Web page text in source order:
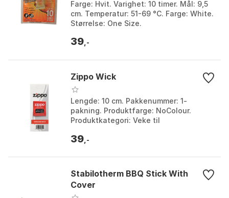
Farge: Hvit. Varighet: 10 timer. Mål: 9,5
cm. Temperatur: 51-69 °C. Farge: White.
Størrelse: One Size.
39 ,-
Zippo Wick
Lengde: 10 cm. Pakkenummer: 1-
pakning. Produktfarge: NoColour.
Produktkategori: Veke til
Størrelse: One Size.
39 ,-
Stabilotherm BBQ Stick With
Cover